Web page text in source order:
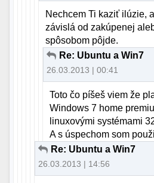
Nechcem Ti kaziť ilúzie,
závislá od zakúpenej
spôsobom pôjde.
Re: Ubuntu a Win7
26.03.2013 | 00:41
Toto čo píšeš viem že
Windows 7 home
linuxovými systémami
A s úspechom som
Re: Ubuntu a Win7
26.03.2013 | 14:56